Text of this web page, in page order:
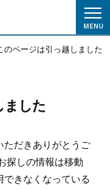
した
のページは引っ越しました
ました
ただきありがとうご
探しの情報は移動
できなくなっている